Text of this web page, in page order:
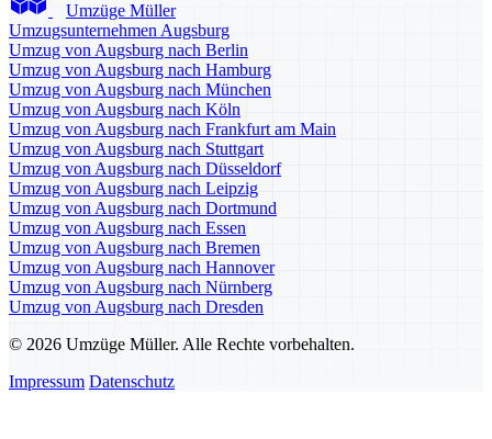
Umzüge Müller
Umzugsunternehmen Augsburg
Umzug von Augsburg nach Berlin
Umzug von Augsburg nach Hamburg
Umzug von Augsburg nach München
Umzug von Augsburg nach Köln
Umzug von Augsburg nach Frankfurt am Main
Umzug von Augsburg nach Stuttgart
Umzug von Augsburg nach Düsseldorf
Umzug von Augsburg nach Leipzig
Umzug von Augsburg nach Dortmund
Umzug von Augsburg nach Essen
Umzug von Augsburg nach Bremen
Umzug von Augsburg nach Hannover
Umzug von Augsburg nach Nürnberg
Umzug von Augsburg nach Dresden
© 2026 Umzüge Müller. Alle Rechte vorbehalten.
Impressum Datenschutz